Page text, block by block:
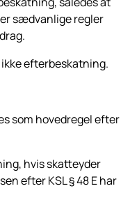
sædvanlige regler
efterbeskatning.
som hovedregel efter
hvis skatteyder
efter KSL § 48 E har